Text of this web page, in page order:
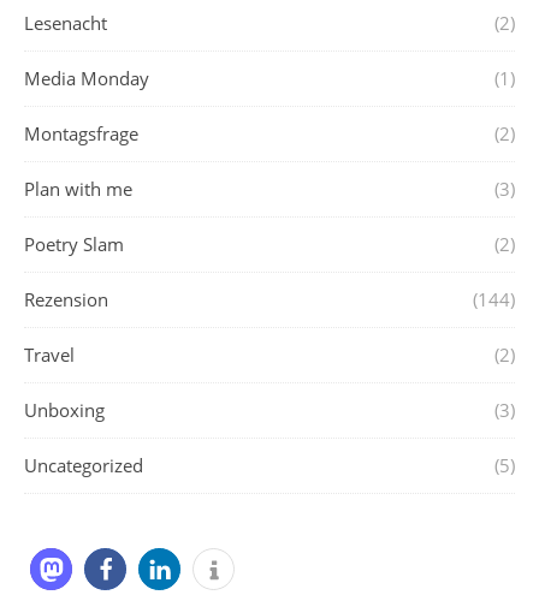
Lesenacht (2)
Media Monday (1)
Montagsfrage (2)
Plan with me (3)
Poetry Slam (2)
Rezension (144)
Travel (2)
Unboxing (3)
Uncategorized (5)